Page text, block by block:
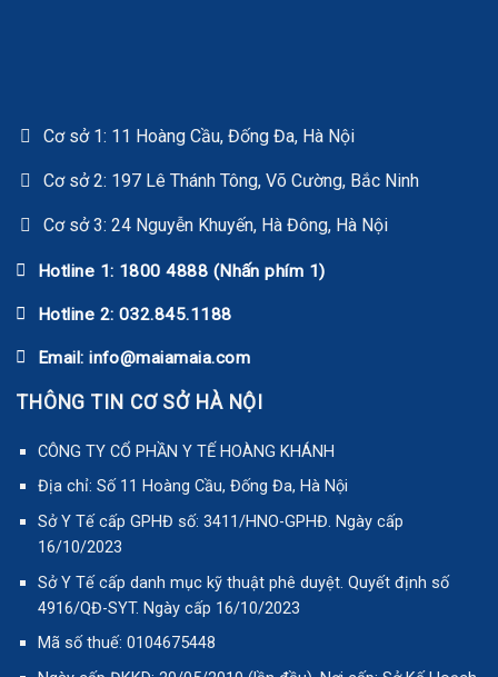
Cơ sở 1: 11 Hoàng Cầu, Đống Đa, Hà Nội
Cơ sở 2: 197 Lê Thánh Tông, Võ Cường, Bắc Ninh
Cơ sở 3: 24 Nguyễn Khuyến, Hà Đông, Hà Nội
Hotline 1: 1800 4888 (Nhấn phím 1)
Hotline 2: 032.845.1188
Email: info@maiamaia.com
THÔNG TIN CƠ SỞ HÀ NỘI
CÔNG TY CỔ PHẦN Y TẾ HOÀNG KHÁNH
Địa chỉ: Số 11 Hoàng Cầu, Đống Đa, Hà Nội
Sở Y Tế cấp GPHĐ số: 3411/HNO-GPHĐ. Ngày cấp
16/10/2023
Sở Y Tế cấp danh mục kỹ thuật phê duyệt. Quyết định số
4916/QĐ-SYT. Ngày cấp 16/10/2023
Mã số thuế: 0104675448